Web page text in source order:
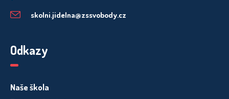
skolni.jidelna@zssvobody.cz
Odkazy
Naše škola